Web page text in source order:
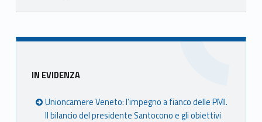
Skip back to main navigation
Sidebar
IN EVIDENZA
Unioncamere Veneto: l’impegno a fianco delle PMI.
Il bilancio del presidente Santocono e gli obiettivi